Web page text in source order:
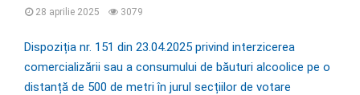
28 aprilie 2025 3079
Dispoziția nr. 151 din 23.04.2025 privind interzicerea
comercializării sau a consumului de băuturi alcoolice pe o
distanță de 500 de metri în jurul secțiilor de votare